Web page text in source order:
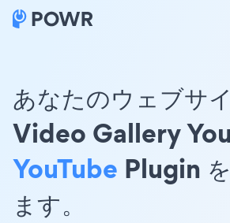
あなたのウェブサ
Video Gallery
YouTube Plugin
ます。